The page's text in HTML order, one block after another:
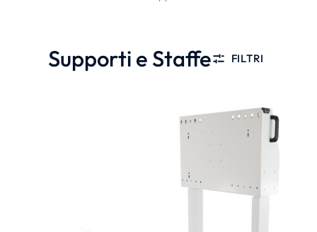
Supporti e Staffe FILTRI